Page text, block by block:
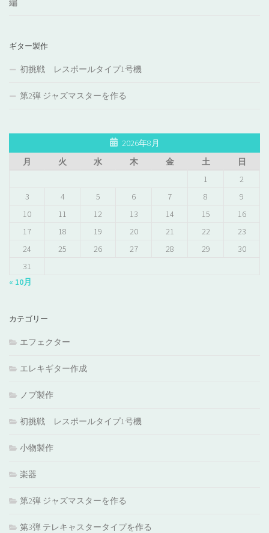
編
ギター製作
初挑戦 レスポールタイプ1号機
第2弾 ジャズマスターを作る
2026年8月
月
火 水 木 金 土
日
1
2
3
4 5 6 7 8
9
10
11 12 13 14 15
16
17
18 19 20 21 22
23
24
25 26 27 28 29
30
31
« 10月
カテゴリー
エフェクター
エレキギター作成
ノブ製作
初挑戦 レスポールタイプ1号機
小物製作
楽器
第2弾 ジャズマスターを作る
第3弾 テレキャスタータイプを作る